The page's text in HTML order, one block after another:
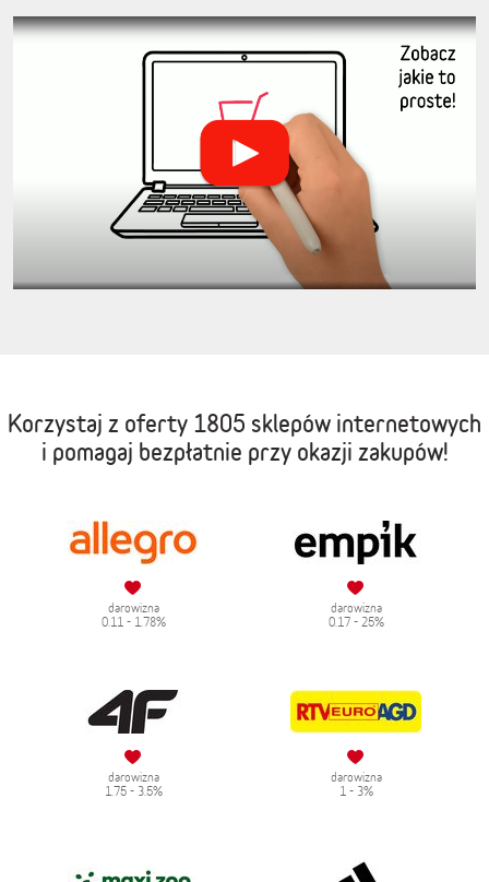
Korzystaj z oferty 1805 sklepów internetowych
i pomagaj bezpłatnie przy okazji zakupów!
darowizna
0.11 - 1.78%
darowizna
0.17 - 25%
darowizna
1.75 - 3.5%
darowizna
1 - 3%